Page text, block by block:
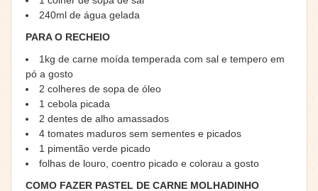
240ml de água gelada
PARA O RECHEIO
1kg de carne moída temperada com sal e tempero em
pó a gosto
2 colheres de sopa de óleo
1 cebola picada
2 dentes de alho amassados
4 tomates maduros sem sementes e picados
1 pimentão verde picado
folhas de louro, coentro picado e colorau a gosto
COMO FAZER PASTEL DE CARNE MOLHADINHO